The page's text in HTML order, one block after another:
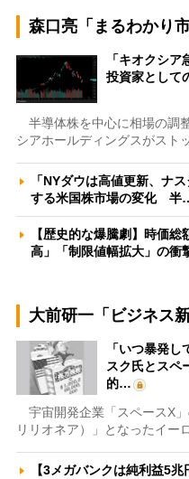
森口亮「まるわかり市
「キオクシ
投資家とし
半導体株を中心に相場の調
シアホールディングスがスト
「NYダウは高値更新、ナ
する米国株市場の変化 半
【歴史的な爆騰劇】時価
高」「制限値幅拡大」の
大前研一「ビジネス
「いつ暴発
スク氏とスペ
的…
宇宙開発企業「スペースX
リリオネア）」となったイー
【3メガバンクは純利益5